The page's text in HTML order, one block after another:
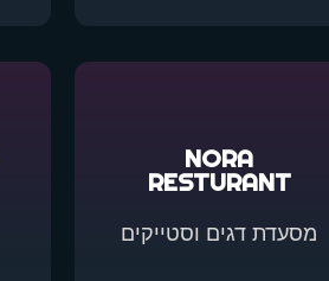
NORA
RESTURANT
מסעדת דגים וסטייקים